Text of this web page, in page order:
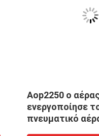
Aop2250 ο
ενεργοποίησε
πνευματικό